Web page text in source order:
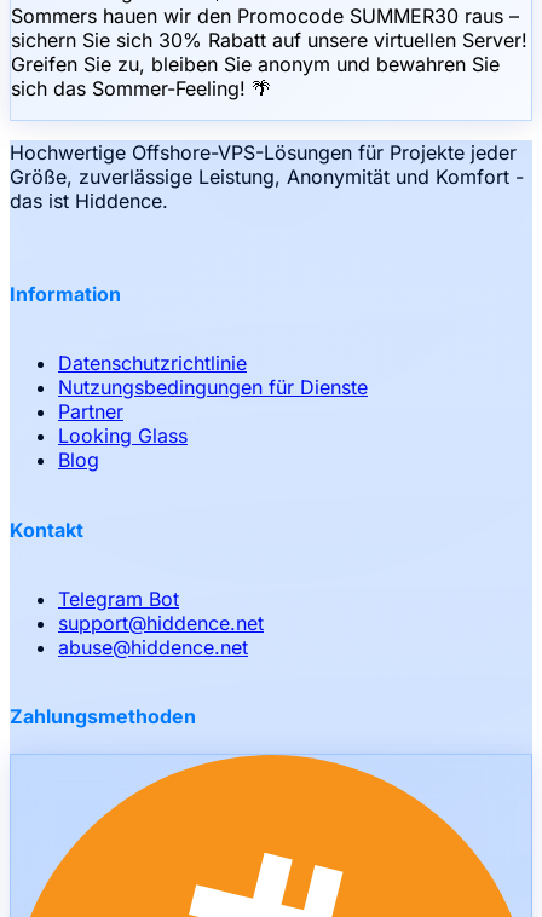
Sommers hauen wir den Promocode SUMMER30 raus –
sichern Sie sich 30% Rabatt auf unsere virtuellen Server!
Greifen Sie zu, bleiben Sie anonym und bewahren Sie
sich das Sommer-Feeling! 🌴
Hochwertige Offshore-VPS-Lösungen für Projekte jeder
Größe, zuverlässige Leistung, Anonymität und Komfort -
das ist Hiddence.
Information
Datenschutzrichtlinie
Nutzungsbedingungen für Dienste
Partner
Looking Glass
Blog
Kontakt
Telegram Bot
support@hiddence.net
abuse@hiddence.net
Zahlungsmethoden